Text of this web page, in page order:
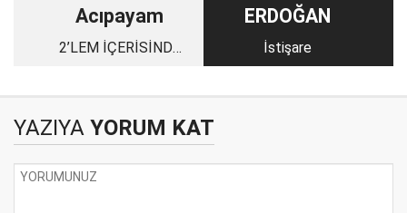
Acıpayam
2’LEM İÇERİSİNDE
ERDOĞAN
İstişare
YAZIYA YORUM KAT